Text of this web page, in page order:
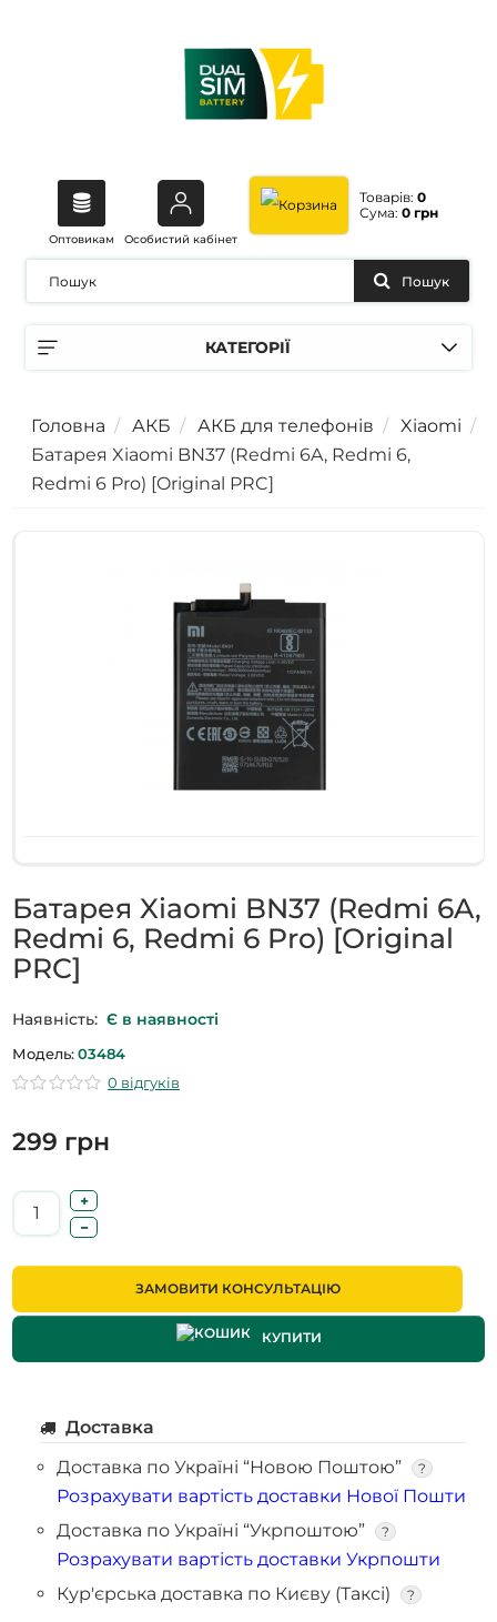
Оптовикам Особистий кабінет
Товарів: 0
Сума: 0 грн
КАТЕГОРІЇ
Пошук
Головна АКБ АКБ для телефонів
Xiaomi
Батарея Xiaomi BN37 (Redmi 6A, Redmi 6,
Redmi 6 Pro) [Original PRC]
Батарея Xiaomi BN37 (Redmi 6A,
Redmi 6, Redmi 6 Pro) [Original
PRC]
Наявність: Є в наявності
Модель: 03484
0 відгуків
299 грн
ЗАМОВИТИ КОНСУЛЬТАЦІЮ
КУПИТИ
Доставка
Доставка по Україні “Новою Поштою”
?
Розрахувати вартість доставки Нової Пошти
Доставка по Україні “Укрпоштою”
?
Розрахувати вартість доставки Укрпошти
Кур'єрська доставка по Києву (Таксі)
?